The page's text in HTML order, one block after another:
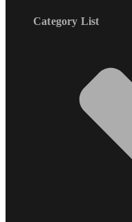
Category List